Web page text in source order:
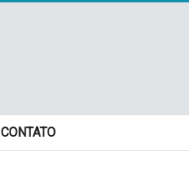
CONTATO